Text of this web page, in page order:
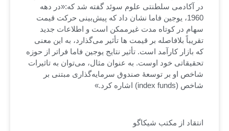
در آکادمی سلطنتی علوم سوئد گفته شد که:«در دهه
1960، یوجین فاما نشان داد که پیش‌بینی حرکت قیمت
سهام در کوتاه مدت غیرممکن است و اطلاعات جدید
تقریباً بلافاصله بر قیمت ها تأثیر می‌گذارد، به این معنی
که بازار کارآمد است. تأثیر نتایج یوجین فاما فراتر از حوزه
تحقیقاتی خود اوست. به عنوان مثال، می‌توان به تاثیرات
شاخص او بر توسعۀ صندوق سرمایه‌گذاری مبتنی بر
شاخص (index funds) اشاره کرد.»
انتقاد از مکتب شیکاگو